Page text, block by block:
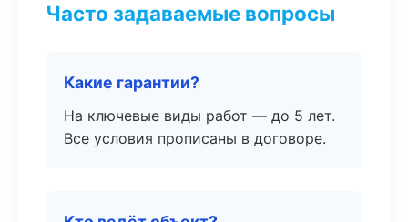
Часто задаваемые вопросы
Какие гарантии?
На ключевые виды работ — до 5 лет.
Все условия прописаны в договоре.